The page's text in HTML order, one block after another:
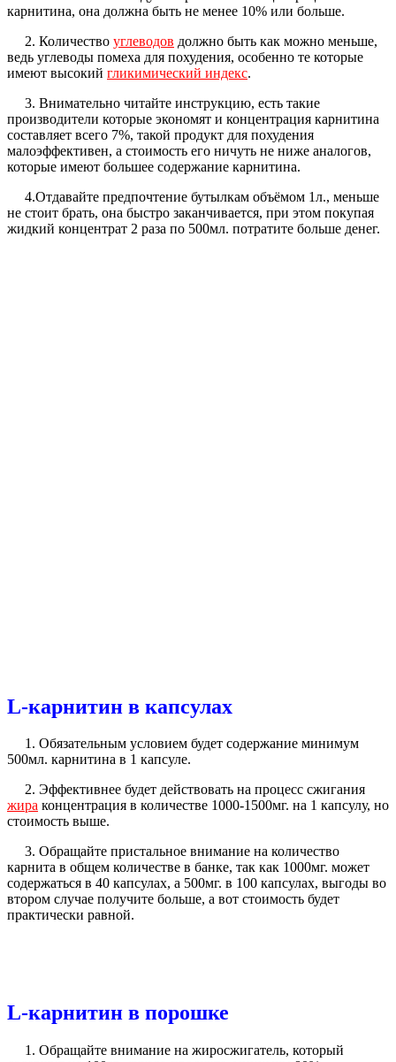
карнитина, она должна быть не менее 10% или больше.
2. Количество углеводов должно быть как можно меньше,
ведь углеводы помеха для похудения, особенно те которые
имеют высокий гликимический индекс.
3. Внимательно читайте инструкцию, есть такие
производители которые экономят и концентрация карнитина
составляет всего 7%, такой продукт для похудения
малоэффективен, а стоимость его ничуть не ниже аналогов,
которые имеют большее содержание карнитина.
4.Отдавайте предпочтение бутылкам объёмом 1л., меньше
не стоит брать, она быстро заканчивается, при этом покупая
жидкий концентрат 2 раза по 500мл. потратите больше денег.
L-карнитин в капсулах
1. Обязательным условием будет содержание минимум
500мл. карнитина в 1 капсуле.
2. Эффективнее будет действовать на процесс сжигания
жира концентрация в количестве 1000-1500мг. на 1 капсулу, но
стоимость выше.
3. Обращайте пристальное внимание на количество
карнита в общем количестве в банке, так как 1000мг. может
содержаться в 40 капсулах, а 500мг. в 100 капсулах, выгоды во
втором случае получите больше, а вот стоимость будет
практически равной.
L-карнитин в порошке
1. Обращайте внимание на жиросжигатель, который